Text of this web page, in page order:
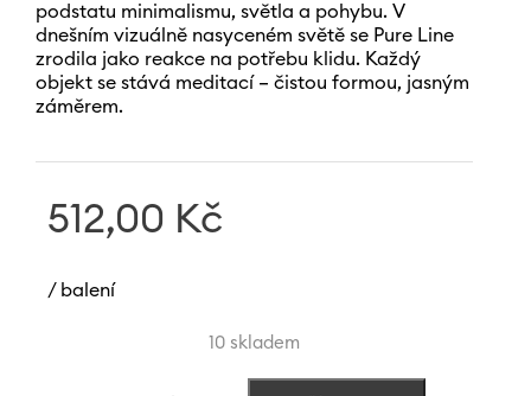
podstatu minimalismu, světla a pohybu. V
dnešním vizuálně nasyceném světě se Pure Line
zrodila jako reakce na potřebu klidu. Každý
objekt se stává meditací – čistou formou, jasným
záměrem.
512,00 Kč
/ balení
10 skladem